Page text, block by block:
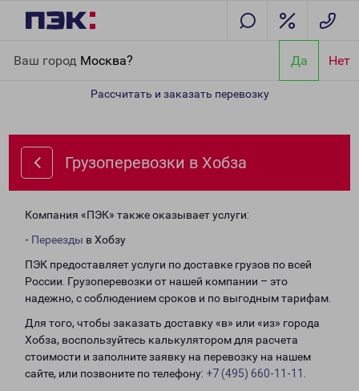
Ваш город Москва? Да Нет
Рассчитать и заказать перевозку
Грузоперевозки в Хобза
Компания «ПЭК» также оказывает услуги:
- Переезды в Хобзу
ПЭК предоставляет услуги по доставке грузов по всей
России. Грузоперевозки от нашей компании – это
надежно, с соблюдением сроков и по выгодным тарифам.
Для того, чтобы заказать доставку «в» или «из» города
Хобза, воспользуйтесь калькулятором для расчета
стоимости и заполните заявку на перевозку на нашем
сайте, или позвоните по телефону: +7 (495) 660-11-11